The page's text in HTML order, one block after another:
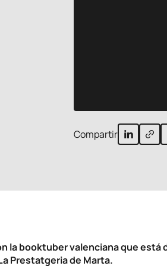
Compartir
la booktuber valenciana que está
Prestatgeria de Marta.